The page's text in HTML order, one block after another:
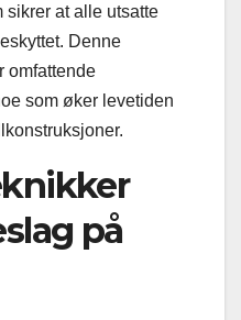
sikrer at alle utsatte
Denne
omfattende
som øker levetiden
på